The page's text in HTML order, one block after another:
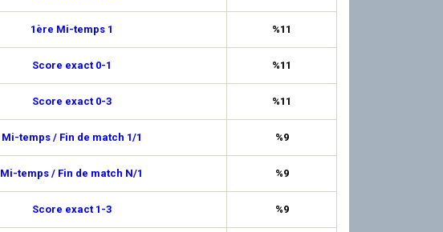
1ère Mi-temps 1 %11
Score exact 0-1 %11
Score exact 0-3 %11
Mi-temps / Fin de match 1/1 %9
Mi-temps / Fin de match N/1 %9
Score exact 1-3 %9